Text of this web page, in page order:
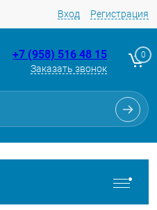
Вход Регистрация
+7 (958) 516 48 15
Заказать звонок
0